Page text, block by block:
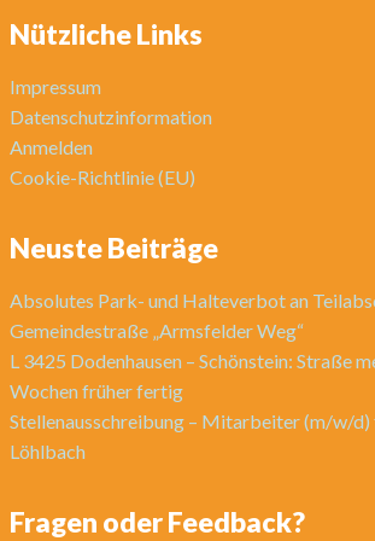
Nützliche Links
Impressum
Datenschutzinformation
Anmelden
Cookie-Richtlinie (EU)
Neuste Beiträge
Absolutes Park- und Halteverbot an
Gemeindestraße „Armsfelder Weg“
L 3425 Dodenhausen – Schönstein: Straße
Wochen früher fertig
Stellenausschreibung – Mitarbeiter (m/w/d)
Löhlbach
Fragen oder Feedback?